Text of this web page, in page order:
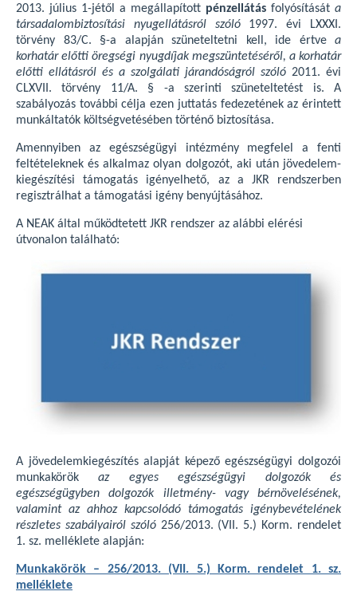
2013. július 1-jétől a megállapított pénzellátás folyósítását a
társadalombiztosítási nyugellátásról szóló1997. évi LXXXI.
törvény 83/C. §-a alapján szüneteltetni kell, ide értve a
korhatár előtti öregségi nyugdíjak megszüntetéséről, a korhatár
előtti ellátásról és a szolgálati járandóságról szóló 2011. évi
CLXVII. törvény 11/A. § -a szerinti szüneteltetést is. A
szabályozás további célja ezen juttatás fedezetének az érintett
munkáltatók költségvetésében történő biztosítása.
Amennyiben az egészségügyi intézmény megfelel a fenti
feltételeknek és alkalmaz olyan dolgozót, aki után jövedelem-
kiegészítési támogatás igényelhető, az a JKR rendszerben
regisztrálhat a támogatási igény benyújtásához.
A NEAK által működtetett JKR rendszer az alábbi elérési
útvonalon található:
A jövedelemkiegészítés alapját képező egészségügyi dolgozói
munkakörökaz egyes egészségügyi dolgozók és
egészségügyben dolgozók illetmény- vagy bérnövelésének,
valamint az ahhoz kapcsolódó támogatás igénybevételének
részletes szabályairól szóló256/2013. (VII. 5.) Korm. rendelet
1. sz. melléklete alapján:
Munkakörök – 256/2013. (VII. 5.) Korm. rendelet 1. sz.
melléklete